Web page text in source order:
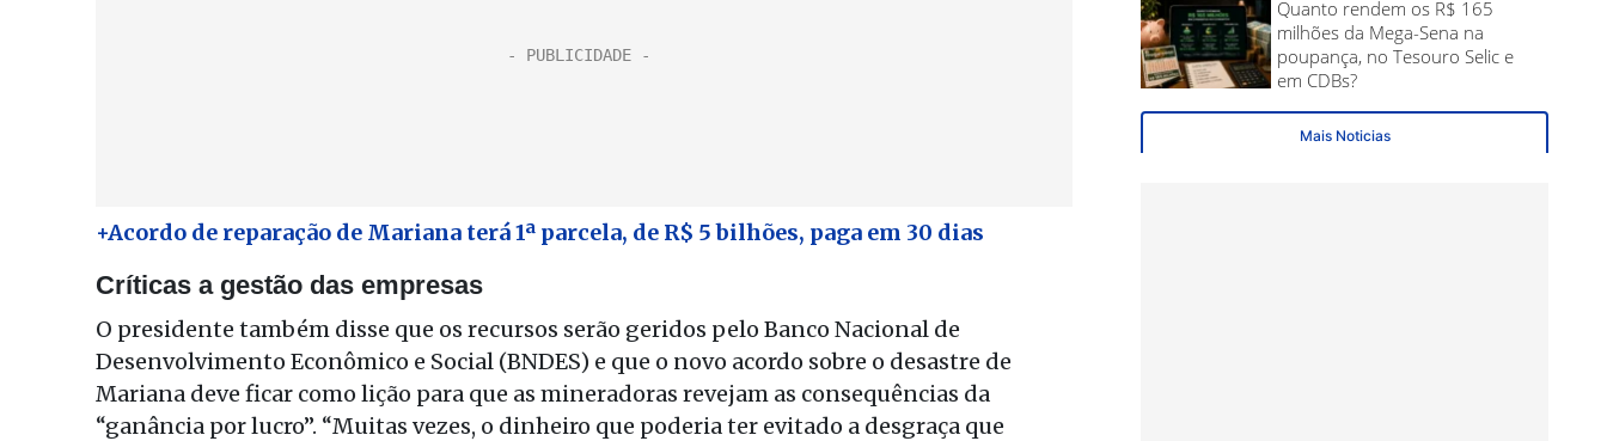
+Acordo de reparação de Mariana terá 1ª parcela, de R$ 5 bilhões, paga em 30 dias
Críticas a gestão das empresas
O presidente também disse que os recursos serão geridos pelo Banco Nacional de
Desenvolvimento Econômico e Social (BNDES) e que o novo acordo sobre o desastre de
Mariana deve ficar como lição para que as mineradoras revejam as consequências da
“ganância por lucro”. “Muitas vezes, o dinheiro que poderia ter evitado a desgraça que